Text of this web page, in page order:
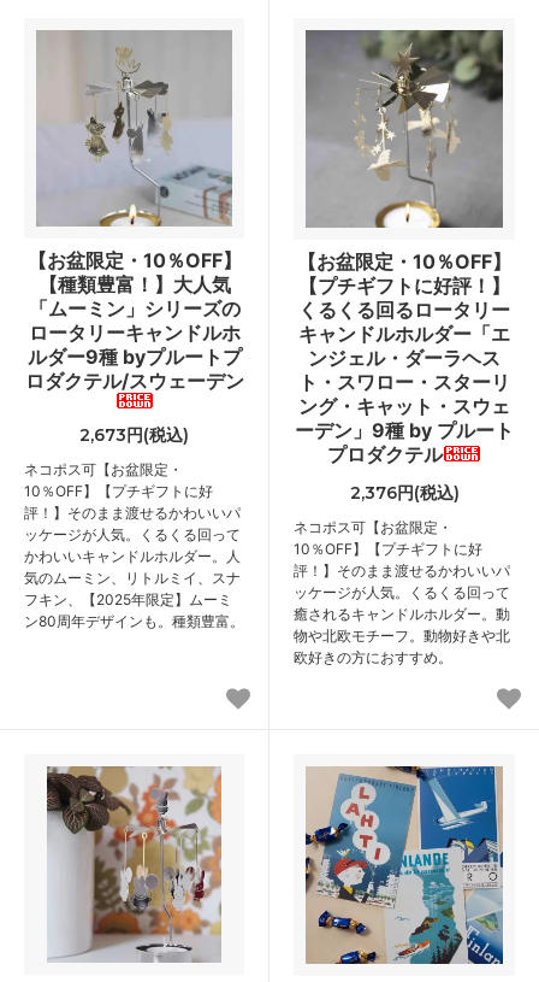
【お盆限定・10％OFF】
【種類豊富！】大人気
「ムーミン」シリーズの
ロータリーキャンドルホ
ルダー9種 byプルートプ
ロダクテル/スウェーデン
2,673円(税込)
ネコポス可 【お盆限定・
10％OFF】【プチギフトに好
評！】そのまま渡せるかわいいパ
ッケージが人気。くるくる回って
かわいいキャンドルホルダー。人
気のムーミン、リトルミイ、スナ
フキン、【2025年限定】ムーミ
ン80周年デザインも。種類豊富。
【お盆限定・10％OFF】
【プチギフトに好評！】
くるくる回るロータリー
キャンドルホルダー「エ
ンジェル・ダーラヘス
ト・スワロー・スターリ
ング・キャット・スウェ
ーデン」9種 by プルート
プロダクテル
2,376円(税込)
ネコポス可 【お盆限定・
10％OFF】【プチギフトに好
評！】そのまま渡せるかわいいパ
ッケージが人気。くるくる回って
癒されるキャンドルホルダー。動
物や北欧モチーフ。動物好きや北
欧好きの方におすすめ。